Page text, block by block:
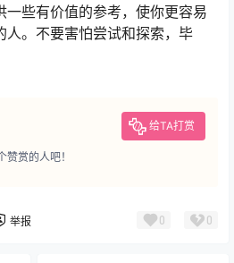
一些有价值的参考，使你更容易
人。不要害怕尝试和探索，毕
给TA打赏
赏的人吧！
举报 0 0